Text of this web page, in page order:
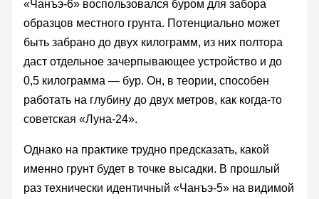
«Чанъэ-6» воспользовался буром для забора
образцов местного грунта. Потенциально может
быть забрано до двух килограмм, из них полтора
даст отдельное зачерпывающее устройство и до
0,5 килограмма — бур. Он, в теории, способен
работать на глубину до двух метров, как когда-то
советская «Луна-24».
Однако на практике трудно предсказать, какой
именно грунт будет в точке высадки. В прошлый
раз технически идентичный «Чанъэ-5» на видимой